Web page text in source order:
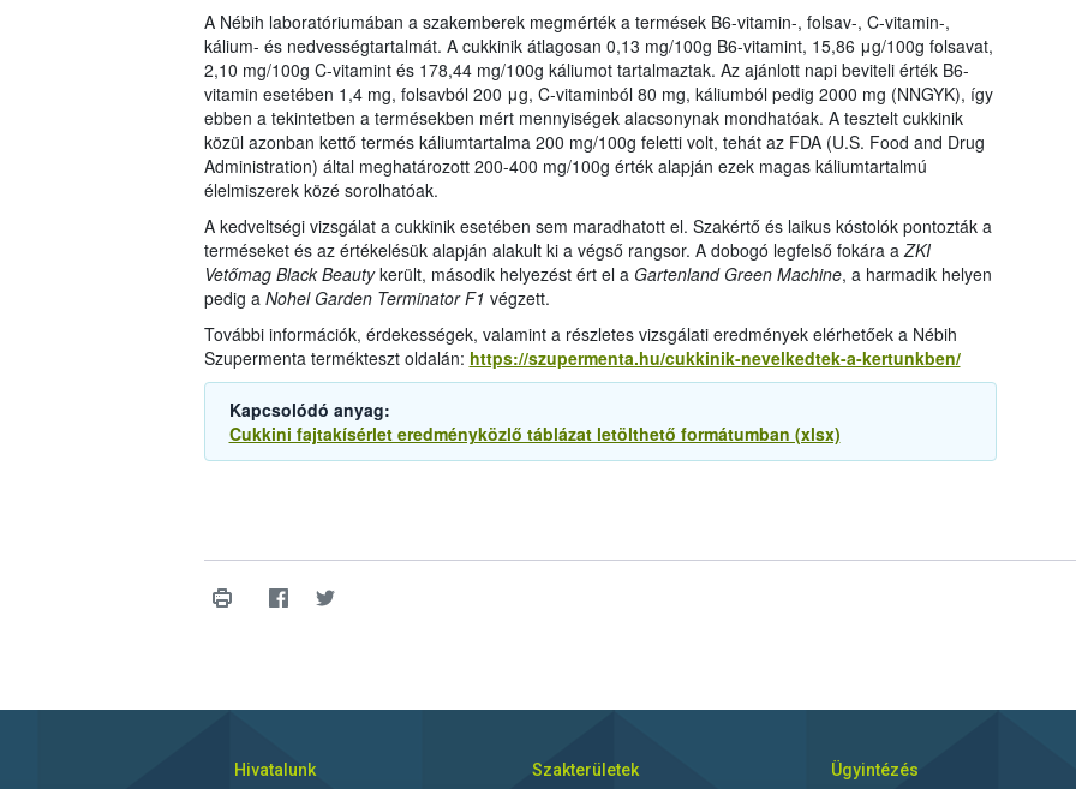
A Nébih laboratóriumában a szakemberek megmérték a termések B6-vitamin-, folsav-, C-vitamin-,
kálium- és nedvességtartalmát. A cukkinik átlagosan 0,13 mg/100g B6-vitamint, 15,86 μg/100g folsavat,
2,10 mg/100g C-vitamint és 178,44 mg/100g káliumot tartalmaztak. Az ajánlott napi beviteli érték B6-
vitamin esetében 1,4 mg, folsavból 200 μg, C-vitaminból 80 mg, káliumból pedig 2000 mg (NNGYK), így
ebben a tekintetben a termésekben mért mennyiségek alacsonynak mondhatóak. A tesztelt cukkinik
közül azonban kettő termés káliumtartalma 200 mg/100g feletti volt, tehát az FDA (U.S. Food and Drug
Administration) által meghatározott 200-400 mg/100g érték alapján ezek magas káliumtartalmú
élelmiszerek közé sorolhatóak.
A kedveltségi vizsgálat a cukkinik esetében sem maradhatott el. Szakértő és laikus kóstolók pontozták a
terméseket és az értékelésük alapján alakult ki a végső rangsor. A dobogó legfelső fokára aZKI
Vetőmag Black Beautykerült, második helyezést ért el a Gartenland Green Machine, a harmadik helyen
pedig a Nohel Garden Terminator F1 végzett.
További információk, érdekességek, valamint a részletes vizsgálati eredmények elérhetőek a Nébih
Szupermenta termékteszt oldalán: https://szupermenta.hu/cukkinik-nevelkedtek-a-kertunkben/
Kapcsolódó anyag:
Cukkini fajtakísérlet eredményközlő táblázat letölthető formátumban (xlsx)
Hivatalunk Szakterületek Ügyintézés